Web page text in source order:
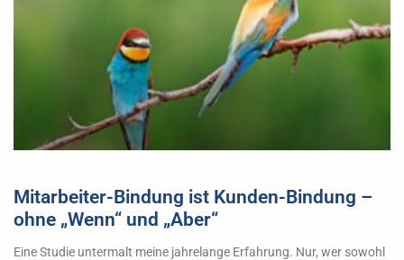
Mitarbeiter-Bindung ist Kunden-Bindung –
ohne „Wenn“ und „Aber“
Eine Studie untermalt meine jahrelange Erfahrung. Nur, wer sowohl